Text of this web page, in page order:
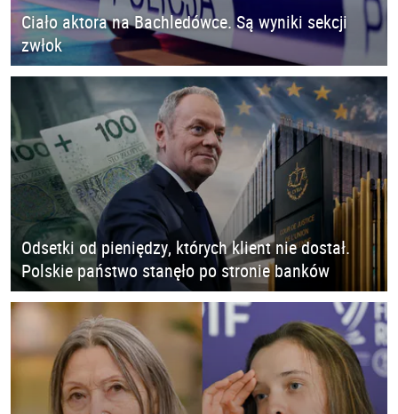
Ciało aktora na Bachledówce. Są wyniki sekcji
zwłok
Odsetki od pieniędzy, których klient nie dostał.
Polskie państwo stanęło po stronie banków